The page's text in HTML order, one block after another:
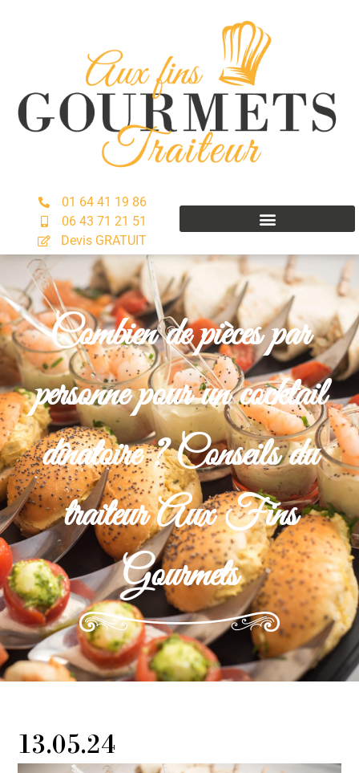
01 64 41 19 86
06 43 71 21 51
Devis GRATUIT
Combien de pièces par
personne pour un cocktail
dînatoire ? Conseils du
traiteur Aux Fins
Gourmets
13.05.24